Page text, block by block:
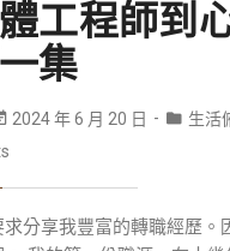
體工程師到
集
2024 年 6 月 20 日 生活
分享我豐富的轉職經歷。